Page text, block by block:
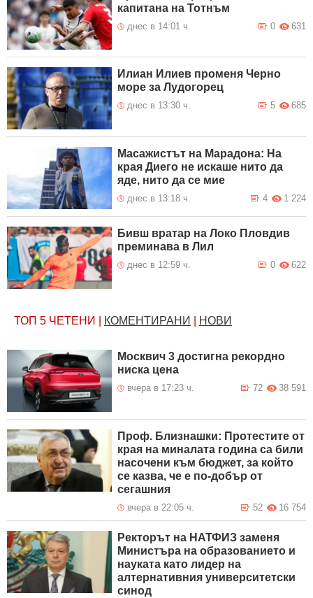
капитана на Тотнъм
днес в 14:01 ч. 631
0
Илиан Илиев променя Черно
море за Лудогорец
днес в 13:30 ч. 685
5
Масажистът на Марадона: На
края Диего не искаше нито да
яде, нито да се мие
днес в 13:18 ч. 1 224
4
Бивш вратар на Локо Пловдив
преминава в Лил
днес в 12:59 ч. 622
0
ТОП 5 ЧЕТЕНИ КОМЕНТИРАНИ НОВИ
Москвич 3 достигна рекордно
ниска цена
вчера в 17:23 ч. 38 591
72
Проф. Близнашки: Протестите от
края на миналата година са били
насочени към бюджет, за който
се казва, че е по-добър от
сегашния
вчера в 22:05 ч. 16 754
52
Ректорът на НАТФИЗ заменя
Министъра на образованието и
науката като лидер на
алтернативния университетски
синод